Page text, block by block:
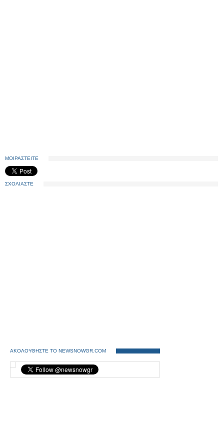
ΜΟΙΡΑΣΤΕΙΤΕ
ΣΧΟΛΙΑΣΤΕ
ΑΚΟΛΟΥΘΗΣΤΕ ΤΟ NEWSNOWGR.COM